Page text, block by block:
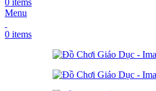
Menu
0 items